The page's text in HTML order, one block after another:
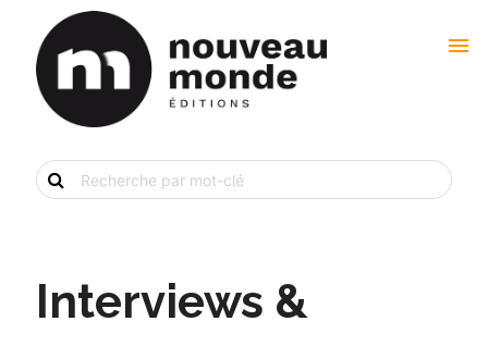
menu
Recherche
de
livre
Interviews &